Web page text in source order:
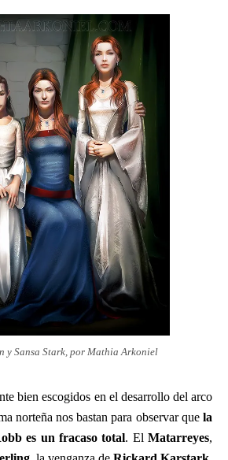
y Sansa Stark, por Mathia Arkoniel
bien escogidos en el desarrollo del arco
norteña nos bastan para observar que la
es un fracaso total. ElMatarreyes,